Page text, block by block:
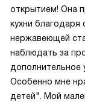
открытием! Она
кухни благодаря
нержавеющей
наблюдать за
дополнительное
Особенно мне
детей". Мой